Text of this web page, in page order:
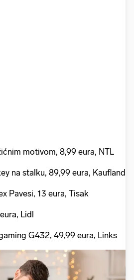
motivom, 8,99 eura, NTL
na stalku, 89,99 eura, Kaufland
Pavesi, 13 eura, Tisak
Lidl
G432, 49,99 eura, Links